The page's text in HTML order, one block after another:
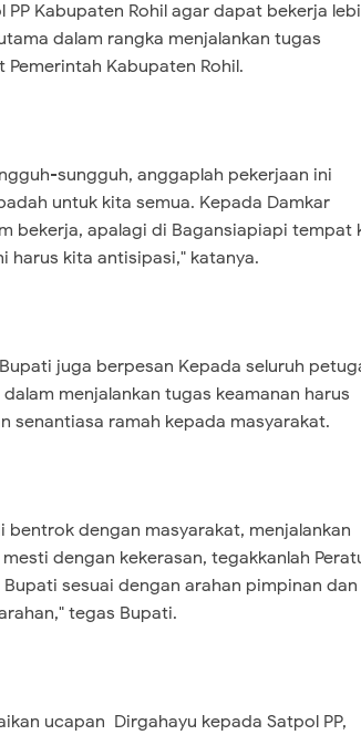
PP Kabupaten Rohil agar dapat bekerja
dalam rangka menjalankan tugas
Kabupaten Rohil.
sungguh, anggaplah pekerjaan ini
untuk kita semua. Kepada Damkar
bekerja, apalagi di Bagansiapiapi tempat
harus kita antisipasi," katanya.
juga berpesan Kepada seluruh
menjalankan tugas keamanan harus
senantiasa ramah kepada masyarakat.
bentrok dengan masyarakat, menjalankan
dengan kekerasan, tegakkanlah
sesuai dengan arahan pimpinan dan
tegas Bupati.
ucapan Dirgahayu kepada Satpol PP,